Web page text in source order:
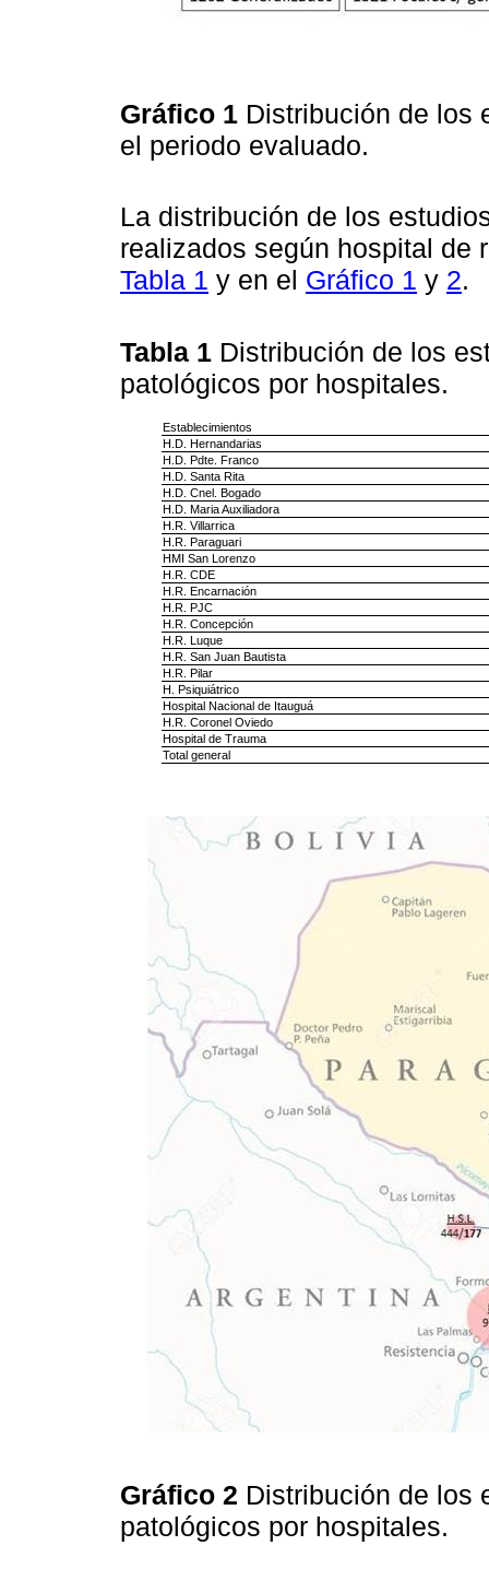
Gráfico 1 Distribución de los
el periodo evaluado.
La distribución de los
realizados según hospital de
Tabla 1 y en el Gráfico 1 y 2.
Tabla 1 Distribución de los
patológicos por hospitales.
Establecimientos
H.D. Hernandarias
H.D. Pdte. Franco
H.D. Santa Rita
H.D. Cnel. Bogado
H.D. Maria Auxiliadora
H.R. Villarrica
H.R. Paraguari
HMI San Lorenzo
H.R. CDE
H.R. Encarnación
H.R. PJC
H.R. Concepción
H.R. Luque
H.R. San Juan Bautista
H.R. Pilar
H. Psiquiátrico
Hospital Nacional de Itauguá
H.R. Coronel Oviedo
Hospital de Trauma
Total general
Gráfico 2 Distribución de los
patológicos por hospitales.